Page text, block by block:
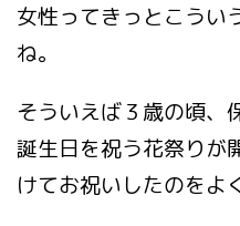
女性ってきっとこうい
ね。
そういえば３歳の頃、
誕生日を祝う花祭りが
けてお祝いしたのをよ